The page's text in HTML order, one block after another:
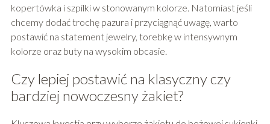
kopertówka i szpilki w stonowanym kolorze. Natomiast jeśli
chcemy dodać trochę pazura i przyciągnąć uwagę, warto
postawić na statement jewelry, torebkę w intensywnym
kolorze oraz buty na wysokim obcasie.
Czy lepiej postawić na klasyczny czy
bardziej nowoczesny żakiet?